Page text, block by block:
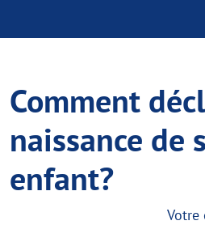
Comment
naissance de
enfant?
Votre